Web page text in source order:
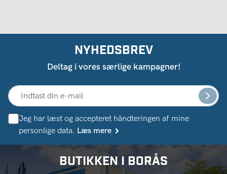
NYHEDSBREV
Deltag i vores særlige kampagner!
Jeg har læst og accepteret håndteringen af ​​mine
personlige data. Læs mere
BUTIKKEN I BORÅS